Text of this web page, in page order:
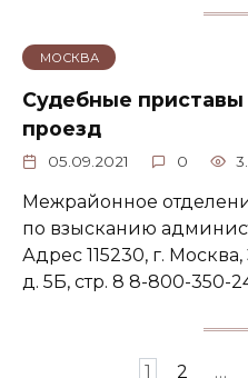
МОСКВА
Судебные
проезд
05.09.2021 0
Межрайонное
по взысканию
Адрес 115230, г.
д. 5Б, стр. 8 8-800-350-
1 2 …